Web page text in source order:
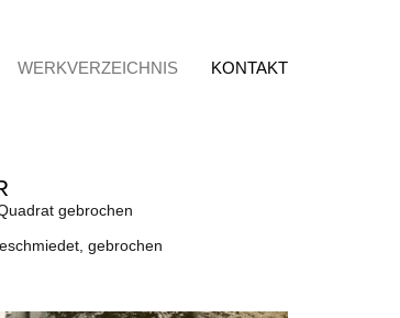
WERKVERZEICHNIS KONTAKT
gebrochen
gebrochen